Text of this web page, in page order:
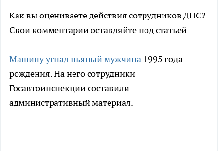
Как вы оцениваете действия сотрудников ДПС?
Свои комментарии оставляйте под статьей
Машину угнал пьяный мужчина 1995 года
рождения. На него сотрудники
Госавтоинспекции составили
административный материал.